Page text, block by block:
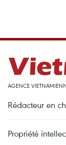
AGENCE
Rédacteur en
Propriété